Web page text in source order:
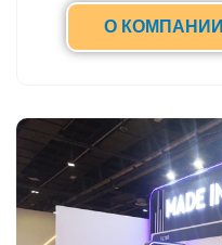
О КОМПАНИИ